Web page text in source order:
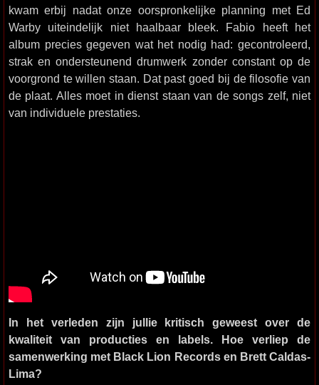
kwam erbij nadat onze oorspronkelijke planning met Ed
Warby uiteindelijk niet haalbaar bleek. Fabio heeft het
album precies gegeven wat het nodig had: gecontroleerd,
strak en ondersteunend drumwerk zonder constant op de
voorgrond te willen staan. Dat past goed bij de filosofie van
de plaat. Alles moet in dienst staan van de songs zelf, niet
van individuele prestaties.
In het verleden zijn jullie kritisch geweest over de
kwaliteit van producties en labels. Hoe verliep de
samenwerking met Black Lion Records en Brett Caldas-
Lima?